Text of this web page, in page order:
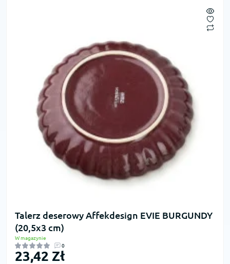
Talerz deserowy Affekdesign EVIE BURGUNDY
(20,5x3 cm)
W magazynie
0
23,42 Zł